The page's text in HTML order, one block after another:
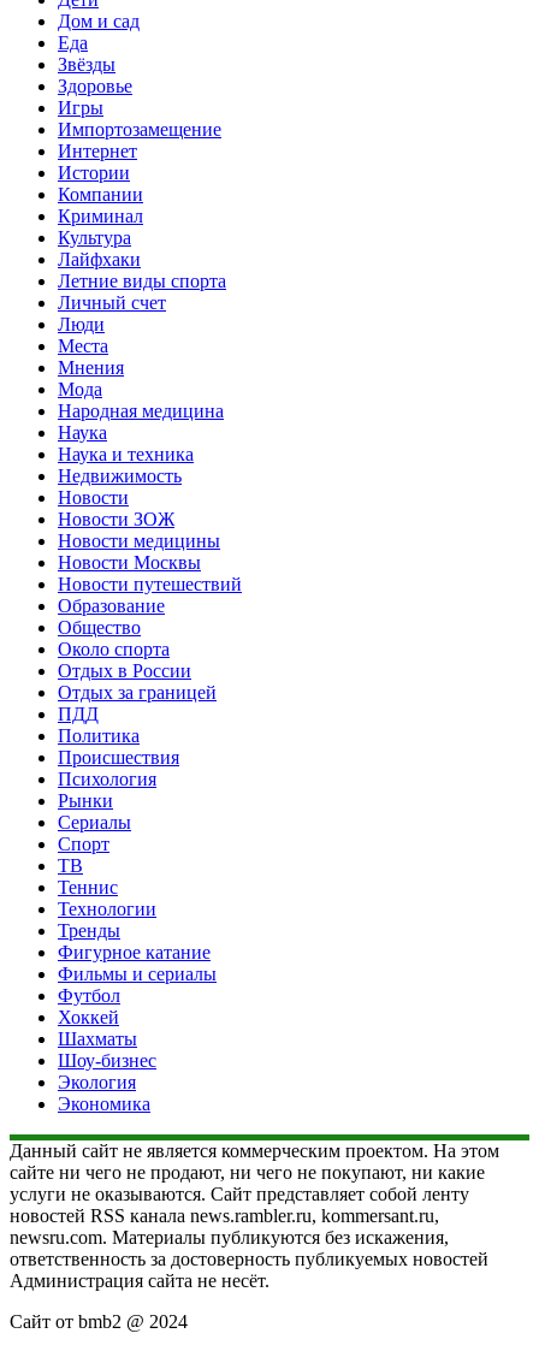
Дом и сад
Еда
Звёзды
Здоровье
Игры
Импортозамещение
Интернет
Истории
Компании
Криминал
Культура
Лайфхаки
Летние виды спорта
Личный счет
Люди
Места
Мнения
Мода
Народная медицина
Наука
Наука и техника
Недвижимость
Новости
Новости ЗОЖ
Новости медицины
Новости Москвы
Новости путешествий
Образование
Общество
Около спорта
Отдых в России
Отдых за границей
ПДД
Политика
Происшествия
Психология
Рынки
Сериалы
Спорт
ТВ
Теннис
Технологии
Тренды
Фигурное катание
Фильмы и сериалы
Футбол
Хоккей
Шахматы
Шоу-бизнес
Экология
Экономика
Данный сайт не является коммерческим проектом. На этом
сайте ни чего не продают, ни чего не покупают, ни какие
услуги не оказываются. Сайт представляет собой ленту
новостей RSS канала news.rambler.ru, kommersant.ru,
newsru.com. Материалы публикуются без искажения,
ответственность за достоверность публикуемых новостей
Администрация сайта не несёт.
Сайт от bmb2 @ 2024